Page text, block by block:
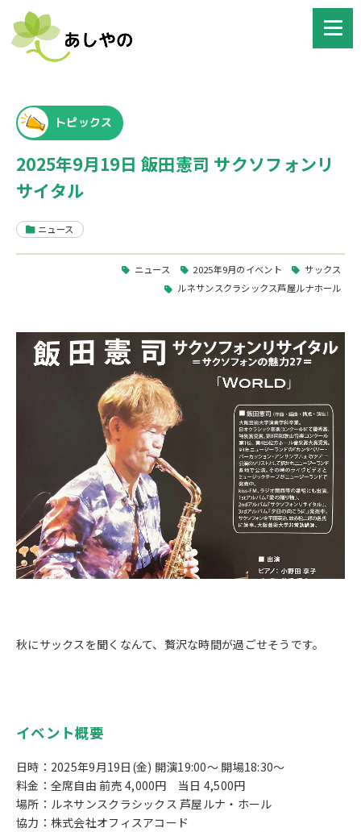
トピックス
2025年9月19日 飯田憲司 サクソフォンリ
サイタル
ニュース
ニュース 2025年9月のイベント
サックス
ルネサンスクラシックス芦屋ルナホール
秋にサックスを聞くなんて、贅沢な時間が過ごせそうです。
イベント概要
日時：2025年9月19日(金) 開演19:00～ 開場18:30～
料金：全席自由 前売 4,000円 当日 4,500円
場所：ルネサンスクラシックス 芦屋ルナ・ホール
協力：株式会社オフィスアコード